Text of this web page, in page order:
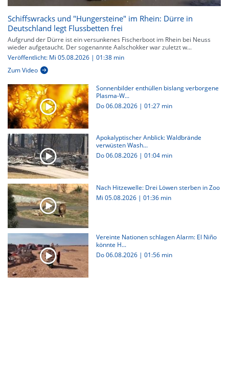
Schiffswracks und "Hungersteine" im Rhein: Dürre in
Deutschland legt Flussbetten frei
Aufgrund der Dürre ist ein versunkenes Fischerboot im Rhein bei Neuss
wieder aufgetaucht. Der sogenannte Aalschokker war zuletzt w...
Veröffentlicht: Mi 05.08.2026 | 01:38 min
Zum Video
Sonnenbilder enthüllen bislang verborgene
Plasma-W...
Do 06.08.2026 | 01:27 min
Apokalyptischer Anblick: Waldbrände
verwüsten Wash...
Do 06.08.2026 | 01:04 min
Nach Hitzewelle: Drei Löwen sterben in Zoo
Mi 05.08.2026 | 01:36 min
Vereinte Nationen schlagen Alarm: El Niño
könnte H...
Do 06.08.2026 | 01:56 min